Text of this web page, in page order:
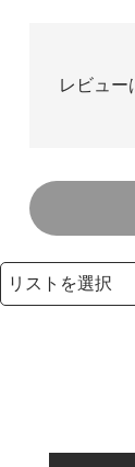
レビュー
検索リストの選択